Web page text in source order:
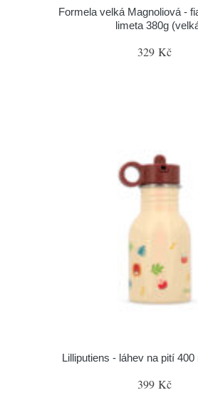
Formela velká Magnoliová -
limeta 380g
329 Kč
Lilliputiens - láhev na pití
399 Kč